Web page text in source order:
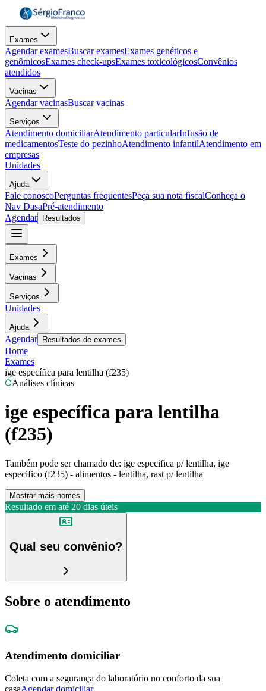
Exames
Agendar examesBuscar examesExames genéticos e
genômicosExames check-upsExames toxicológicosConvênios
atendidos
Vacinas
Agendar vacinasBuscar vacinas
Serviços
Atendimento domiciliarAtendimento particularInfusão de
medicamentosTeste do pezinhoAtendimento infantilAtendimento em
empresas
Unidades
Ajuda
Fale conoscoPerguntas frequentesPeça sua nota fiscalConheça o
Nav DasaPré-atendimento
Agendar
Resultados
Exames
Vacinas
Serviços
Unidades
Ajuda
Agendar Resultados de exames
Home
Exames
ige específica para lentilha (f235)
Análises clínicas
ige específica para lentilha
(f235)
Também pode ser chamado de: ige especifica p/ lentilha, ige
especifico (f235) - alimentos - lentilha, rast p/ lentilha
Mostrar mais nomes
Resultado em até 20 dias úteis
Qual seu convênio?
Sobre o atendimento
Atendimento domiciliar
Coleta com a segurança do laboratório no conforto da sua